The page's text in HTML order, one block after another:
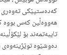
که‌ده‌ستپێکی ته‌وه‌ری‌
هه‌ووه‌ڵین که‌س بووه‌
تایبه‌تمه‌ند بۆ